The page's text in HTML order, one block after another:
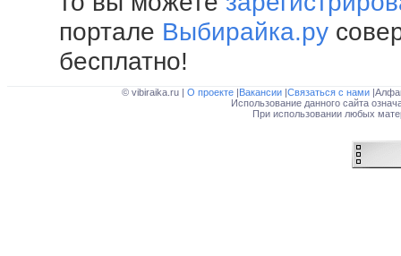
портале Выбирайка.ру
бесплатно!
© vibiraika.ru | О проекте |Вакансии |Связаться с нами
Использование данного сайта
При использовании любых